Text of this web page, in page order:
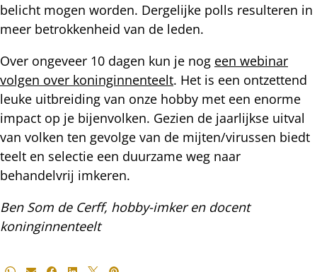
belicht mogen worden. Dergelijke polls resulteren in
meer betrokkenheid van de leden.
Over ongeveer 10 dagen kun je nog een webinar
volgen over koninginnenteelt. Het is een ontzettend
leuke uitbreiding van onze hobby met een enorme
impact op je bijenvolken. Gezien de jaarlijkse uitval
van volken ten gevolge van de mijten/virussen biedt
teelt en selectie een duurzame weg naar
behandelvrij imkeren.
Ben Som de Cerff, hobby-imker en docent
koninginnenteelt